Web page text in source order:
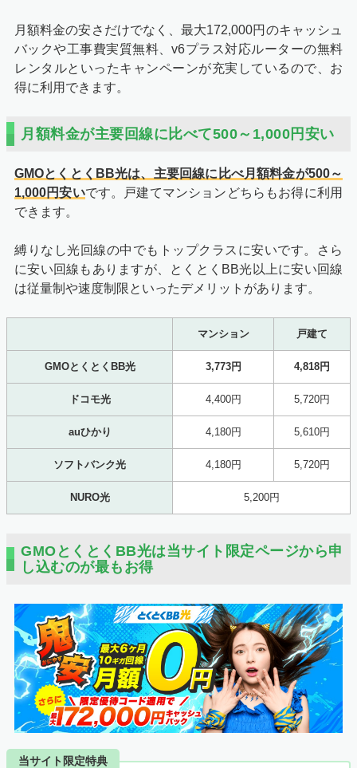
月額料金の安さだけでなく、最大172,000円のキャッシュ
バックや工事費実質無料、v6プラス対応ルーターの無料
レンタルといったキャンペーンが充実しているので、お
得に利用できます。
月額料金が主要回線に比べて500～1,000円安い
GMOとくとくBB光は、主要回線に比べ月額料金が500～
1,000円安いです。戸建てマンションどちらもお得に利用
できます。
縛りなし光回線の中でもトップクラスに安いです。さら
に安い回線もありますが、とくとくBB光以上に安い回線
は従量制や速度制限といったデメリットがあります。
マンション 戸建て
GMOとくとくBB光 3,773円 4,818円
ドコモ光 4,400円 5,720円
auひかり 4,180円 5,610円
ソフトバンク光 4,180円 5,720円
NURO光 5,200円
GMOとくとくBB光は当サイト限定ページから申
し込むのが最もお得
当サイト限定特典